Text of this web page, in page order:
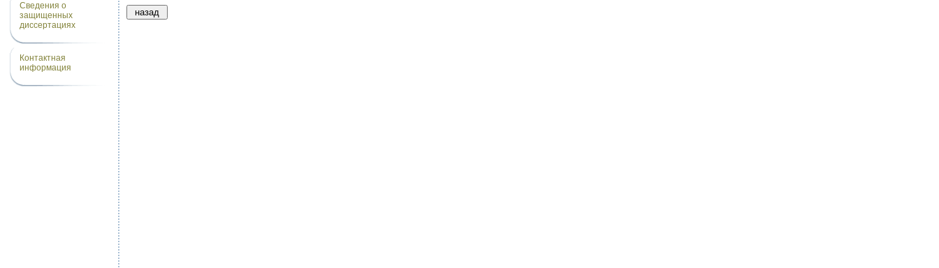
Сведения о
защищенных
диссертациях
Контактная
информация